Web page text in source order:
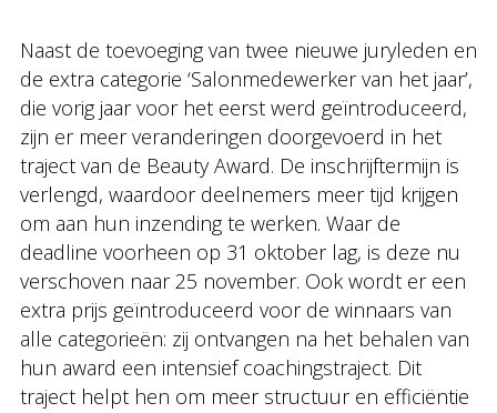
Naast de toevoeging van twee nieuwe juryleden en
de extra categorie ‘Salonmedewerker van het jaar’,
die vorig jaar voor het eerst werd geïntroduceerd,
zijn er meer veranderingen doorgevoerd in het
traject van de Beauty Award. De inschrijftermijn is
verlengd, waardoor deelnemers meer tijd krijgen
om aan hun inzending te werken. Waar de
deadline voorheen op 31 oktober lag, is deze nu
verschoven naar 25 november. Ook wordt er een
extra prijs geïntroduceerd voor de winnaars van
alle categorieën: zij ontvangen na het behalen van
hun award een intensief coachingstraject. Dit
traject helpt hen om meer structuur en efficiëntie